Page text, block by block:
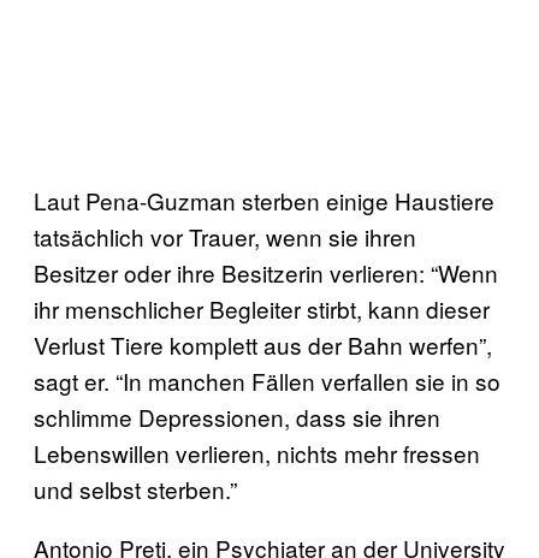
Laut Pena-Guzman sterben einige Haustiere
tatsächlich vor Trauer, wenn sie ihren
Besitzer oder ihre Besitzerin verlieren: “Wenn
ihr menschlicher Begleiter stirbt, kann dieser
Verlust Tiere komplett aus der Bahn werfen”,
sagt er. “In manchen Fällen verfallen sie in so
schlimme Depressionen, dass sie ihren
Lebenswillen verlieren, nichts mehr fressen
und selbst sterben.”
Antonio Preti, ein Psychiater an der University